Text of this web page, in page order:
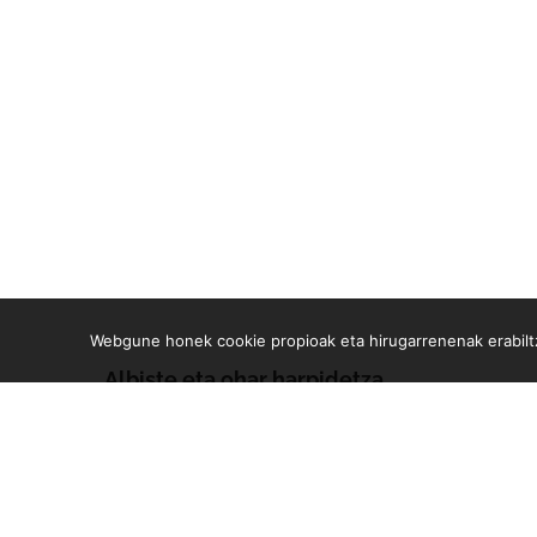
Albiste eta ohar harpidetza
Webgune honek cookie propioak eta hirugarrenenak